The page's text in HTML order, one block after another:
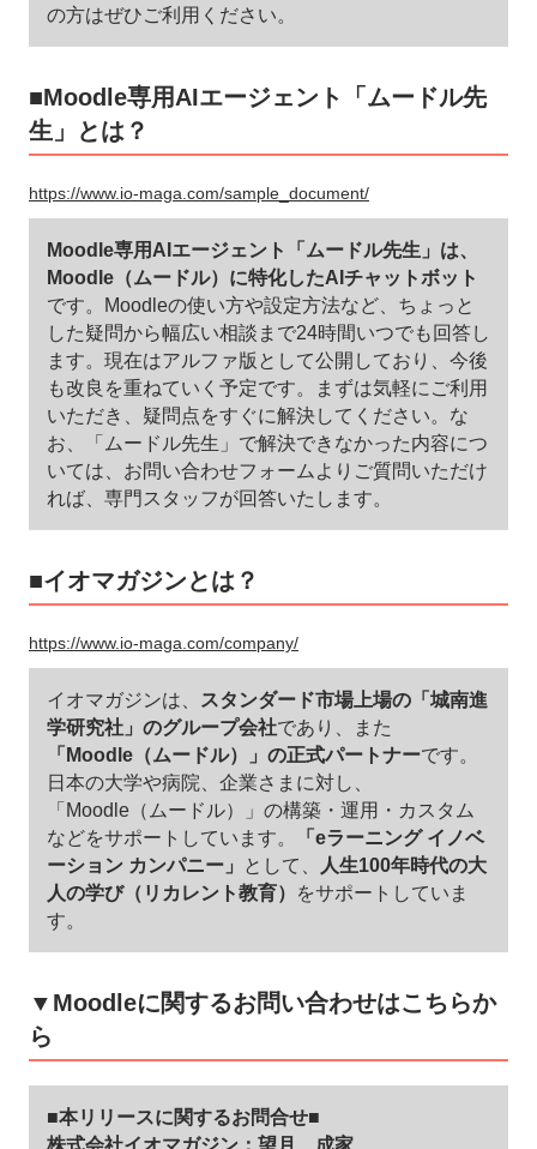
の方はぜひご利用ください。
■Moodle専用AIエージェント「ムードル先
生」とは？
https://www.io-maga.com/sample_document/
Moodle専用AIエージェント「ムードル先生」は、
Moodle（ムードル）に特化したAIチャットボット
です。Moodleの使い方や設定方法など、ちょっと
した疑問から幅広い相談まで24時間いつでも回答し
ます。現在はアルファ版として公開しており、今後
も改良を重ねていく予定です。まずは気軽にご利用
いただき、疑問点をすぐに解決してください。な
お、「ムードル先生」で解決できなかった内容につ
いては、お問い合わせフォームよりご質問いただけ
れば、専門スタッフが回答いたします。
■イオマガジンとは？
https://www.io-maga.com/company/
イオマガジンは、
スタンダード市場上場の「城南進
学研究社」のグループ会社であり、また
「Moodle（ムードル）」の正式パートナーです。
日本の大学や病院、企業さまに対し、
「Moodle（ムードル）」の構築・運用・カスタム
などをサポートしています。
「eラーニング イノベ
ーション カンパニー」
として、
人生100年時代の大
人の学び（リカレント教育）
をサポートしていま
す。
▼Moodleに関するお問い合わせはこちらか
ら
■本リリースに関するお問合せ■